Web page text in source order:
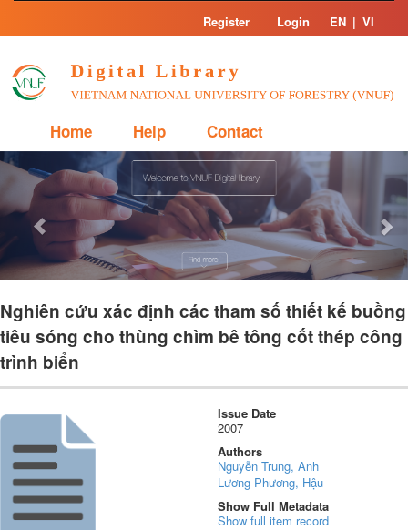
Skip
Register Login EN | VI
Home Help Contact
Previous
Nghiên cứu xác định các tham số thiết kế buồng
tiêu sóng cho thùng chìm bê tông cốt thép công
trình biển
Issue Date
2007
Authors
Nguyễn Trung, Anh
Lương Phương, Hậu
Show Full Metadata
Show full item record